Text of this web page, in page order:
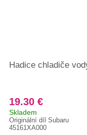
Hadice chladiče
19.30 €
Skladem
Originální díl Subaru
45161XA000